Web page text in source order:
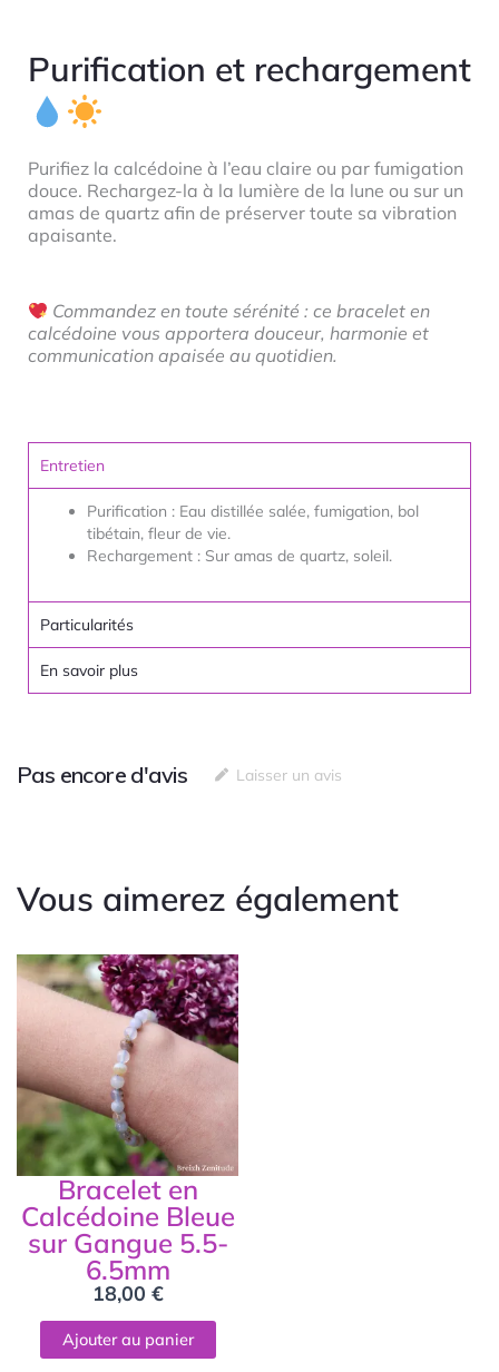
Purification et rechargement
Purifiez la calcédoine à l’eau claire ou par fumigation
douce. Rechargez-la à la lumière de la lune ou sur un
amas de quartz afin de préserver toute sa vibration
apaisante.
Commandez en toute sérénité : ce bracelet en
calcédoine vous apportera douceur, harmonie et
communication apaisée au quotidien.
Entretien
Purification : Eau distillée salée, fumigation, bol
tibétain, fleur de vie.
Rechargement : Sur amas de quartz, soleil.
Particularités
En savoir plus
Pas encore d'avis Laisser un avis
Vous aimerez également
Bracelet en
Calcédoine Bleue
sur Gangue 5.5-
6.5mm
18,00 €
Ajouter au panier